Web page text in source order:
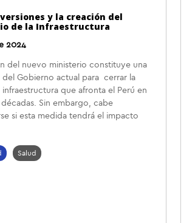
y la creación del
de la Infraestructura
2024
del nuevo ministerio constituye una
del Gobierno actual para cerrar la
infraestructura que afronta el Perú en
décadas. Sin embargo, cabe
si esta medida tendrá el impacto
Salud